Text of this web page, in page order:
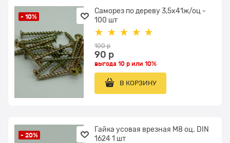
- 10%
Саморез по дереву 3,5х41ж/оц -
100 шт
100 р
90 р
выгода10 р или10%
В КОРЗИНУ
- 20%
Гайка усовая врезная М8 оц. DIN
1624 1 шт